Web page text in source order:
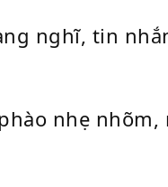
nghĩ, tin
nhẹ